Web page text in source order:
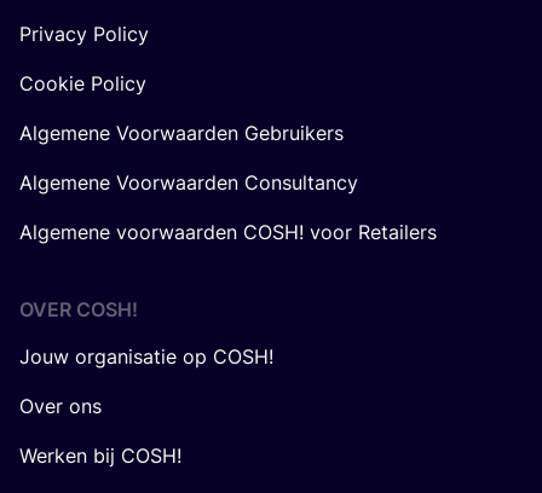
Privacy Policy
Cookie Policy
Algemene Voorwaarden Gebruikers
Algemene Voorwaarden Consultancy
Algemene voorwaarden COSH! voor Retailers
OVER COSH!
Jouw organisatie op COSH!
Over ons
Werken bij COSH!